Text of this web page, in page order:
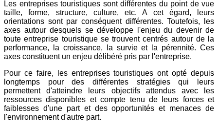
Les entreprises touristiques sont différentes du point de vue
taille, forme, structure, culture, etc. A cet égard, leurs
orientations sont par conséquent différentes. Toutefois, les
axes autour desquels se développe l'enjeu du devenir de
toute entreprise touristique se trouvent centrés autour de la
performance, la croissance, la survie et la pérennité. Ces
axes constituent un enjeu délibéré pris par l'entreprise.
Pour ce faire, les entreprises touristiques ont opté depuis
longtemps pour des différentes stratégies qui leurs
permettent d'atteindre leurs objectifs attendus avec les
ressources disponibles et compte tenu de leurs forces et
faiblesses d'une part et des opportunités et menaces de
l'environnement d'autre part.